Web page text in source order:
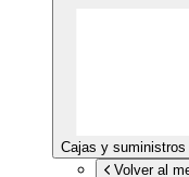
Cajas y suministros
Volver al